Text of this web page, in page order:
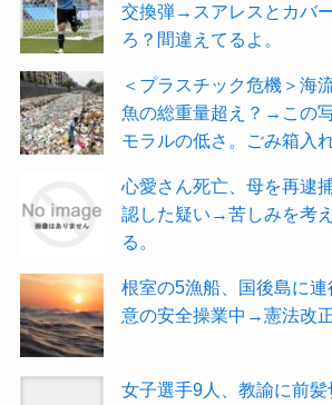
交換弾→スアレスとカバ
ろ？間違えてるよ。
＜プラスチック危機＞海
魚の総重量超え？→この
モラルの低さ。ごみ箱入
心愛さん死亡、母を再逮
認した疑い→苦しみを考
る。
根室の5漁船、国後島に
意の安全操業中→憲法改正
女子選手9人、教諭に前